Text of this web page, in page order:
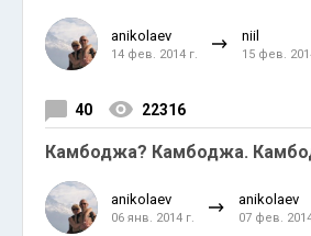
anikolaev
14 фев. 2014 г.
niil
15 фев.
40 22316
Камбоджа? Камбоджа.
anikolaev
06 янв. 2014 г.
anikolaev
07 фев. 2014